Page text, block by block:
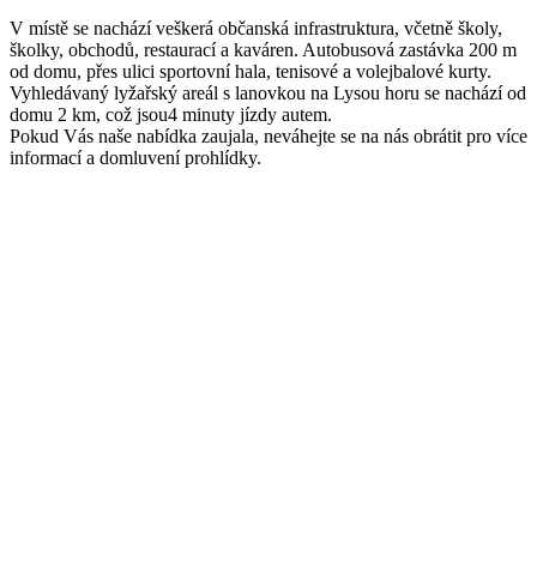
V místě se nachází veškerá občanská infrastruktura, včetně školy,
školky, obchodů, restaurací a kaváren. Autobusová zastávka 200 m
od domu, přes ulici sportovní hala, tenisové a volejbalové kurty.
Vyhledávaný lyžařský areál s lanovkou na Lysou horu se nachází od
domu 2 km, což jsou4 minuty jízdy autem.
Pokud Vás naše nabídka zaujala, neváhejte se na nás obrátit pro více
informací a domluvení prohlídky.